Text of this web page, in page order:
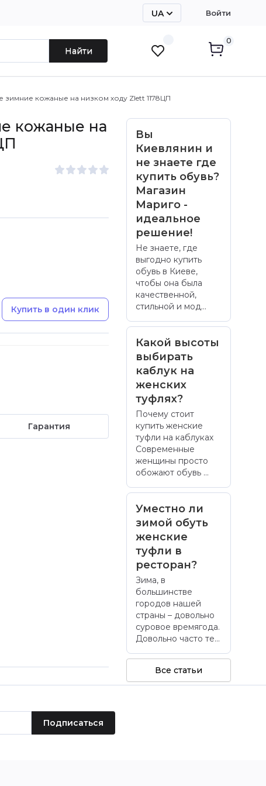
UA Войти
Найти
0
зимние кожаные на низком ходу Zlett 1178ЦП
кожаные на
Купить в один клик
Гарантия
Вы
Киевлянин и
не знаете где
купить обувь?
Магазин
Мариго -
идеальное
решение!
Не знаете, где
выгодно купить
обувь в Киеве,
чтобы она была
качественной,
стильной и мод...
Какой высоты
выбирать
каблук на
женских
туфлях?
Почему стоит
купить женские
туфли на каблуках
Современные
женщины просто
обожают обувь ...
Уместно ли
зимой обуть
женские
туфли в
ресторан?
Зима, в
большинстве
городов нашей
страны – довольно
суровое времягода.
Довольно часто те...
Все статьи
Подписаться